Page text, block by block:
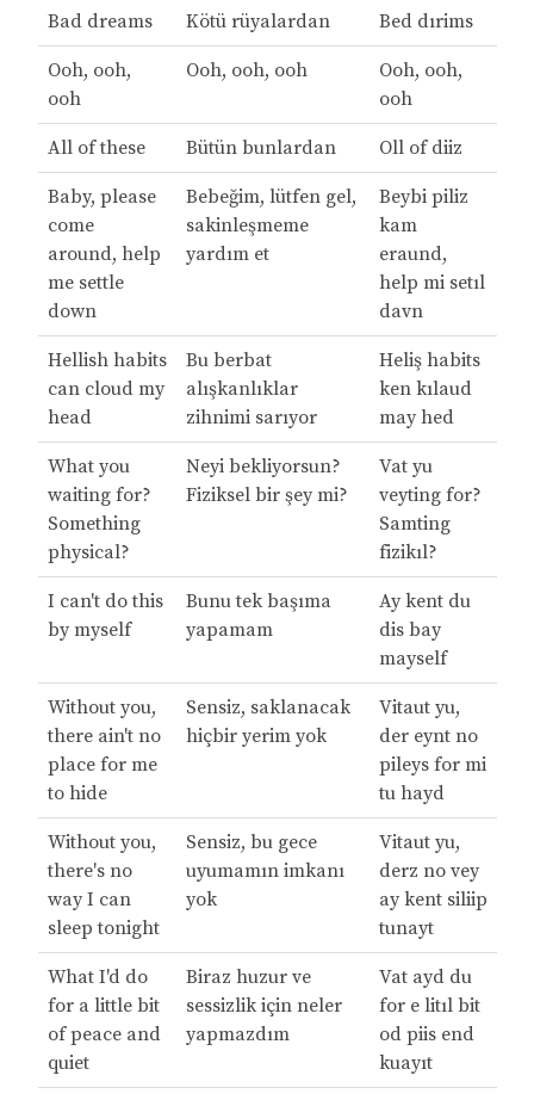
Bad dreams Kötü rüyalardan Bed dırims
Ooh, ooh,
ooh
Ooh, ooh, ooh
Ooh, ooh,
ooh
All of these Bütün bunlardan Oll of diiz
Baby, please
come
around, help
me settle
down
Bebeğim, lütfen gel,
sakinleşmeme
yardım et
Beybi piliz
kam
eraund,
help mi setıl
davn
Hellish habits
can cloud my
head
Bu berbat
alışkanlıklar
zihnimi sarıyor
Heliş habits
ken kılaud
may hed
What you
waiting for?
Something
physical?
Neyi bekliyorsun?
Fiziksel bir şey mi?
Vat yu
veyting for?
Samting
fizikıl?
I can't do this
by myself
Bunu tek başıma
yapamam
Ay kent du
dis bay
mayself
Without you,
there ain't no
place for me
to hide
Sensiz, saklanacak
hiçbir yerim yok
Vitaut yu,
der eynt no
pileys for mi
tu hayd
Without you,
there's no
way I can
sleep tonight
Sensiz, bu gece
uyumamın imkanı
yok
Vitaut yu,
derz no vey
ay kent siliip
tunayt
What I'd do
for a little bit
of peace and
quiet
Biraz huzur ve
sessizlik için neler
yapmazdım
Vat ayd du
for e litıl bit
od piis end
kuayıt